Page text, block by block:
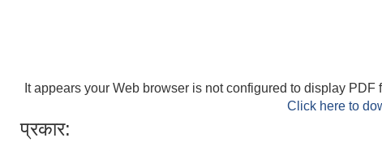
It appears your Web browser is not configured to display PDF
Click here to
प्रकार: